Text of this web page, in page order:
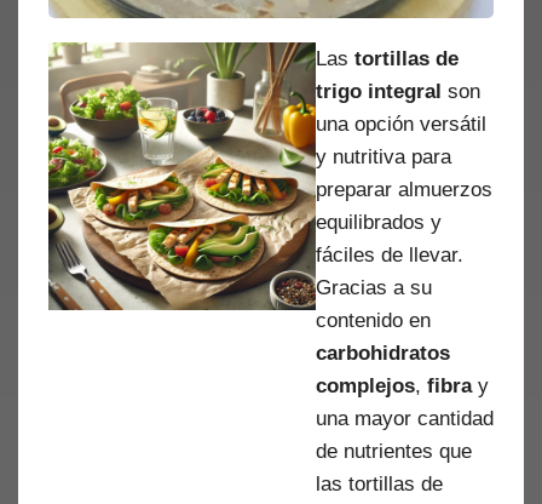
Las tortillas de
trigo integral son
una opción versátil
y nutritiva para
preparar almuerzos
equilibrados y
fáciles de llevar.
Gracias a su
contenido en
carbohidratos
complejos, fibray
una mayor cantidad
de nutrientes que
las tortillas de